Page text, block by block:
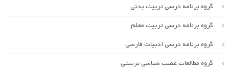
گروه برنامه درسی تربیت بدنی
گروه برنامه درسی تربیت معلم
گروه برنامه درسی ادبیات فارسی
گروه مطالعات عصب شناسی تربیتی